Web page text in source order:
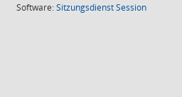
Software:SitzungsdienstSession(Wird in